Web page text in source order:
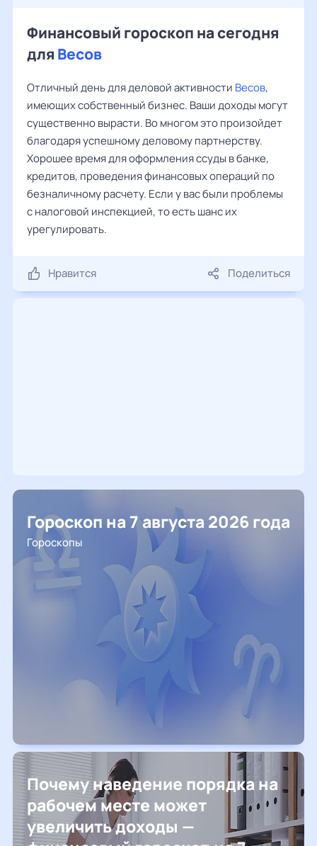
Финансовый гороскоп на сегодня
для Весов
Отличный день для деловой активности Весов,
имеющих собственный бизнес. Ваши доходы могут
существенно вырасти. Во многом это произойдет
благодаря успешному деловому партнерству.
Хорошее время для оформления ссуды в банке,
кредитов, проведения финансовых операций по
безналичному расчету. Если у вас были проблемы
с налоговой инспекцией, то есть шанс их
урегулировать.
Нравится Поделиться
Гороскоп на 7 августа 2026 года
Гороскопы
Почему наведение порядка на
рабочем месте может
увеличить доходы —